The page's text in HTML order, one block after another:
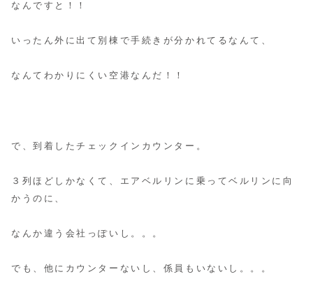
なんですと！！
いったん外に出て別棟で手続きが分かれてるなんて、
なんてわかりにくい空港なんだ！！
で、到着したチェックインカウンター。
３列ほどしかなくて、エアベルリンに乗ってベルリンに向
かうのに、
なんか違う会社っぽいし。。。
でも、他にカウンターないし、係員もいないし。。。